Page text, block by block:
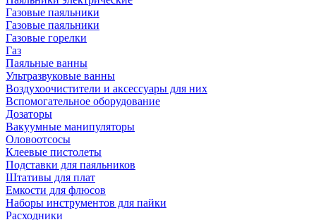
Газовые паяльники
Газовые паяльники
Газовые горелки
Газ
Паяльные ванны
Ультразвуковые ванны
Воздухоочистители и аксессуары для них
Вспомогательное оборудование
Дозаторы
Вакуумные манипуляторы
Оловоотсосы
Клеевые пистолеты
Подставки для паяльников
Штативы для плат
Емкости для флюсов
Наборы инструментов для пайки
Расходники